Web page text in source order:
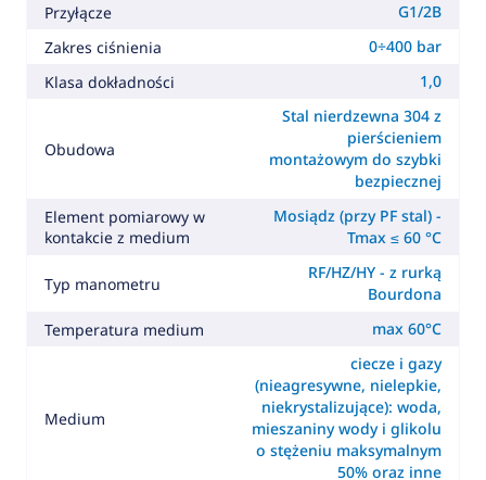
Przyłącze
G1/2B
Zakres ciśnienia
0÷400 bar
Klasa dokładności
1,0
Obudowa
Stal nierdzewna 304 z
pierścieniem
montażowym do szybki
bezpiecznej
Element pomiarowy w
kontakcie z medium
Mosiądz (przy PF stal) -
Tmax ≤ 60 °C
Typ manometru
RF/HZ/HY - z rurką
Bourdona
Temperatura medium
max 60°C
Medium
ciecze i gazy
(nieagresywne, nielepkie,
niekrystalizujące): woda,
mieszaniny wody i glikolu
o stężeniu maksymalnym
50% oraz inne